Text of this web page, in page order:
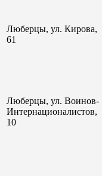
Люберцы, ул. Кирова,
61
Люберцы, ул. Воинов-
Интернационалистов,
10